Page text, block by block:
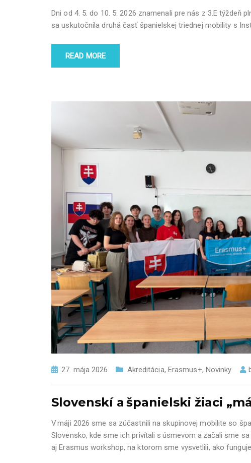
Dni od 4. 5. do 10. 5. 2026 znamenali pre nás z 3.E týždeň
sa uskutočnila druhá časť španielskej triednej mobility s
READ MORE
27. mája 2026 Akreditácia, Erasmus+, Novinky
Slovenskí a španielski žiaci
V máji 2026 sme sa zúčastnili na skupinovej mobilite so
Slovensko, kde sme ich privítali s úsmevom a začali sme
aj Erasmus workshop, na ktorom sme vysvetlili, ako